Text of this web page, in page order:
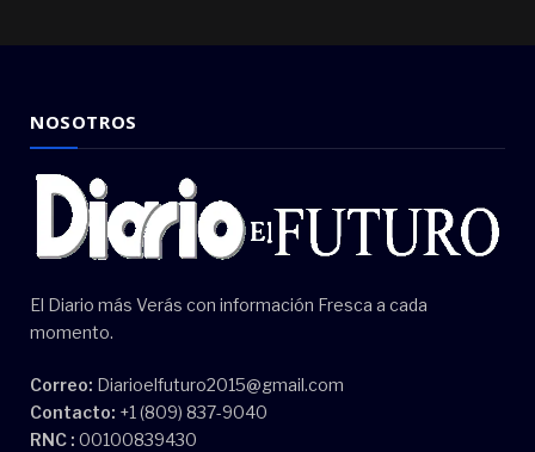
NOSOTROS
El Diario más Verás con información Fresca a cada
momento.
Correo: Diarioelfuturo2015@gmail.com
Contacto: +1 (809) 837-9040
RNC : 00100839430